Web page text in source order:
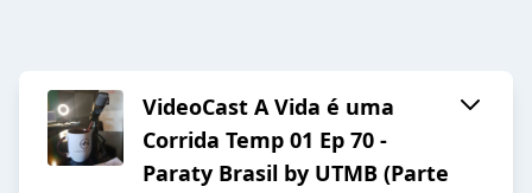
VideoCast A Vida é uma
Corrida Temp 01 Ep 70 -
Paraty Brasil by UTMB (Parte